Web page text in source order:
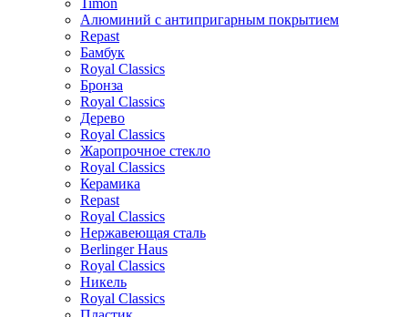
Timon
Алюминий с антипригарным покрытием
Repast
Бамбук
Royal Classics
Бронза
Royal Classics
Дерево
Royal Classics
Жаропрочное стекло
Royal Classics
Керамика
Repast
Royal Classics
Нержавеющая сталь
Berlinger Haus
Royal Classics
Никель
Royal Classics